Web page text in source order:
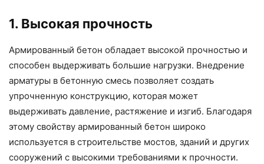
1. Высокая прочность
Армированный бетон обладает высокой прочностью и
способен выдерживать большие нагрузки. Внедрение
арматуры в бетонную смесь позволяет создать
упрочненную конструкцию, которая может
выдерживать давление, растяжение и изгиб. Благодаря
этому свойству армированный бетон широко
используется в строительстве мостов, зданий и других
сооружений с высокими требованиями к прочности.